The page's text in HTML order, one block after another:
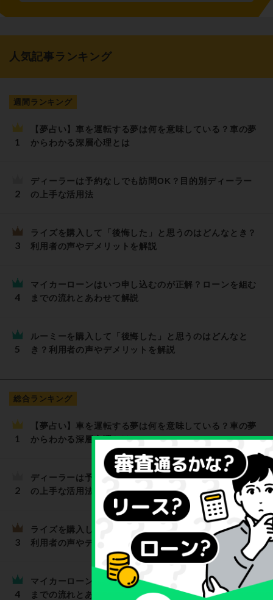
人気記事ランキング
週間ランキング
【夢占い】車を運転する夢は何を意味している？車の夢
からわかる深層心理とは
ディーラーは予約なしでも訪問OK？目的別ディーラー
の上手な活用法
ライズを購入して「後悔した」と思うのはどんなとき？
利用者の声やデメリットを解説
マイカーローンはいつ申し込むのが正解？ローンを組む
までの流れとあわせて解説
ルーミーを購入して「後悔した」と思うのはどんなと
き？利用者の声やデメリットを解説
総合ランキング
【夢占い】車を運転する夢は何を意味している？車の夢
からわかる深層心理とは
ディーラーは予約なしでも訪問OK？目的別ディーラー
の上手な活用法
ライズを購入して「後悔した」と思うのはどんなとき？
利用者の声やデメリットを解説
マイカーローンはいつ申し込むのが正解？ローンを組む
までの流れとあわせて解説